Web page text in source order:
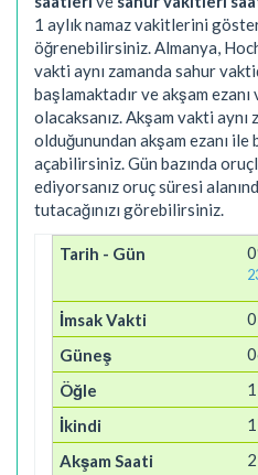
1 aylık namaz vakitlerini
öğrenebilirsiniz. Almanya,
vakti aynı zamanda sahur
başlamaktadır ve akşam
olacaksanız. Akşam vakti
olduğunundan akşam ezanı
açabilirsiniz. Gün bazında
ediyorsanız oruç süresi
tutacağınızı görebilirsiniz.